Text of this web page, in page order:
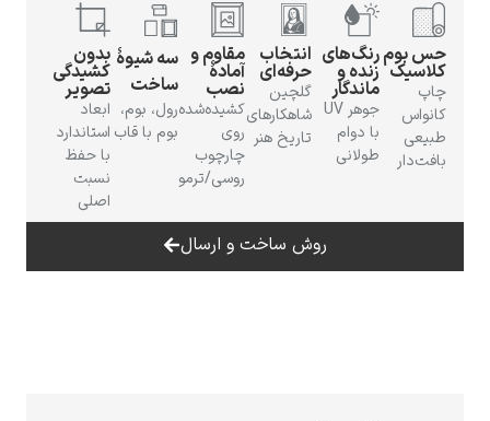
لودویگ دویچرنگ‌های
زنده و
ماندگار
جوهر UV
با دوام
طولانی
انتخاب
حرفه‌ای
گلچین
شاهکارهای
تاریخ هنر
مقاوم و
آمادهٔ
نصب
کشیده‌شده
روی
چارچوب
سه شیوهٔ
ساخت
رول، بوم،
بوم با قاب
بدون
کشیدگی
تصویر
ابعاد
استاندارد
با حفظ
نسبت
روش ساخت و ارسال